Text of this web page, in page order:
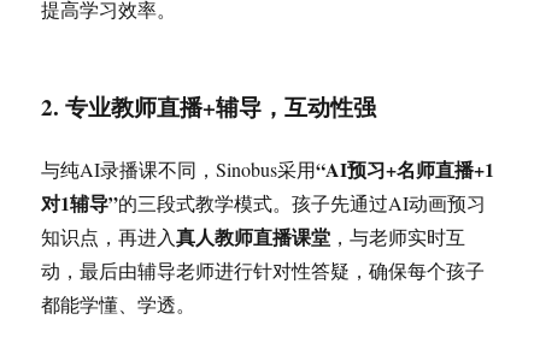
提高学习效率。
2. 专业教师直播+辅导，互动性强
与纯AI录播课不同，Sinobus采用“AI预习+名师直播+1
对1辅导”的三段式教学模式。孩子先通过AI动画预习
知识点，再进入真人教师直播课堂 ，与老师实时互
动，最后由辅导老师进行针对性答疑，确保每个孩子
都能学懂、学透。